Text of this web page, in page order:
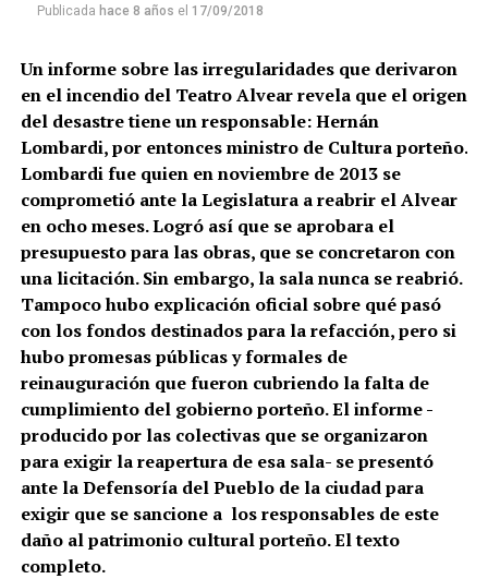
Publicada hace 8 años el 17/09/2018
Un informe sobre las irregularidades que derivaron
en el incendio del Teatro Alvear revela que el origen
del desastre tiene un responsable: Hernán
Lombardi, por entonces ministro de Cultura porteño.
Lombardi fue quien en noviembre de 2013 se
comprometió ante la Legislatura a reabrir el Alvear
en ocho meses. Logró así que se aprobara el
presupuesto para las obras, que se concretaron con
una licitación. Sin embargo, la sala nunca se reabrió.
Tampoco hubo explicación oficial sobre qué pasó
con los fondos destinados para la refacción, pero si
hubo promesas públicas y formales de
reinauguración que fueron cubriendo la falta de
cumplimiento del gobierno porteño. El informe -
producido por las colectivas que se organizaron
para exigir la reapertura de esa sala- se presentó
ante la Defensoría del Pueblo de la ciudad para
exigir que se sancione a los responsables de este
daño al patrimonio cultural porteño. El texto
completo.